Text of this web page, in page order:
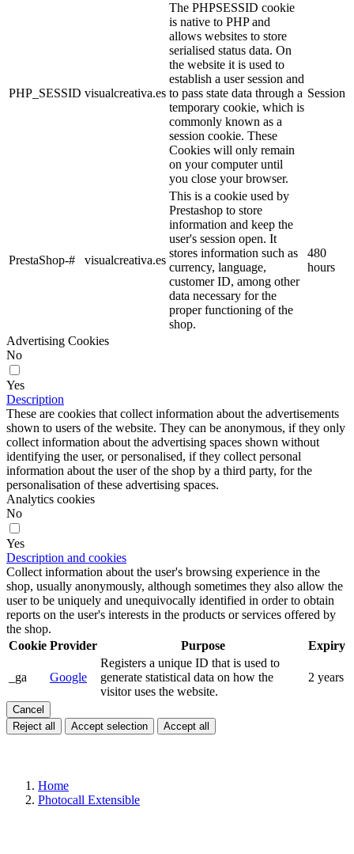
PHP_SESSID visualcreativa.es
The PHPSESSID cookie
is native to PHP and
allows websites to store
serialised status data. On
the website it is used to
establish a user session and
to pass state data through a
temporary cookie, which is
commonly known as a
session cookie. These
Cookies will only remain
on your computer until
you close your browser.
Session
PrestaShop-# visualcreativa.es
This is a cookie used by
Prestashop to store
information and keep the
user's session open. It
stores information such as
currency, language,
customer ID, among other
data necessary for the
proper functioning of the
shop.
480
hours
Advertising Cookies
No
Yes
Description
These are cookies that collect information about the advertisements
shown to users of the website. They can be anonymous, if they only
collect information about the advertising spaces shown without
identifying the user, or personalised, if they collect personal
information about the user of the shop by a third party, for the
personalisation of these advertising spaces.
Analytics cookies
No
Yes
Description and cookies
Collect information about the user's browsing experience in the
shop, usually anonymously, although sometimes they also allow the
user to be uniquely and unequivocally identified in order to obtain
reports on the user's interests in the products or services offered by
the shop.
Cookie Provider Purpose Expiry
_ga Google
Registers a unique ID that is used to
generate statistical data on how the
visitor uses the website.
2 years
Cancel
Reject all
Accept selection Accept all
Home
Photocall Extensible